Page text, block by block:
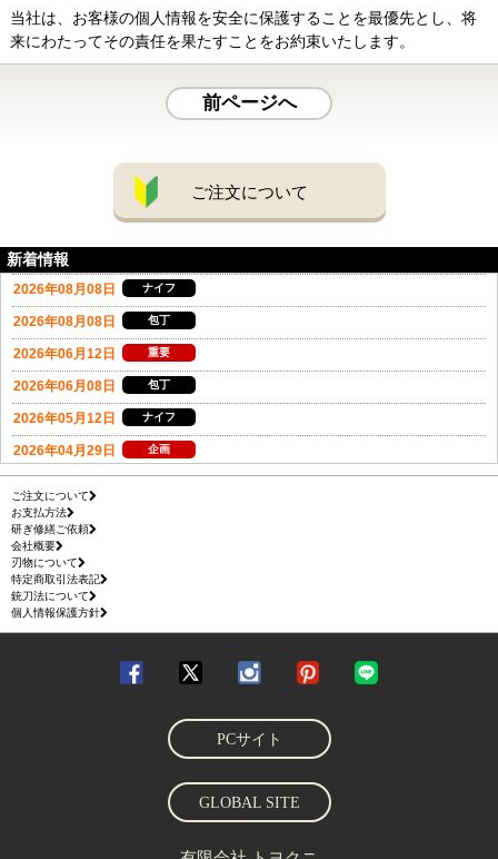
当社は、お客様の個人情報を安全に保護することを最優先とし、将
来にわたってその責任を果たすことをお約束いたします。
前ページへ
ご注文について
新着情報
ご注文について
お支払方法
研ぎ修繕ご依頼
会社概要
刃物について
特定商取引法表記
銃刀法について
個人情報保護方針
PCサイト
GLOBAL SITE